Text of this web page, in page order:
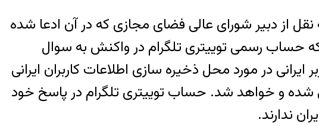
در شهریور ماه ۱۳۹۴ به دنبال انتشار خبری به نقل از دبیر شورای عالی فضای مجازی که در آن ادعا شده
بود که حساب رسمی توییتری تلگرام در واکنش به سوال
و در پاسخ به چندین کاربر ایرانی در مورد محل ذخیره سازی اطلاعات کاربران ایرانی
شده و خواهد شد. حساب توییتری تلگرام در پاسخ خود
ندارند.